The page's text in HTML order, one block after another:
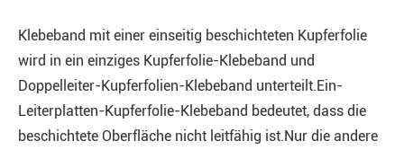
Klebeband mit einer einseitig beschichteten Kupferfolie
wird in ein einziges Kupferfolie-Klebeband und
Doppelleiter-Kupferfolien-Klebeband unterteilt.Ein-
Leiterplatten-Kupferfolie-Klebeband bedeutet, dass die
beschichtete Oberfläche nicht leitfähig ist.Nur die andere